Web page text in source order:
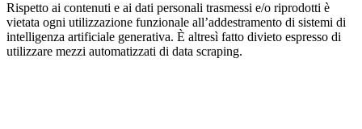
Rispetto ai contenuti e ai dati personali trasmessi e/o riprodotti è
vietata ogni utilizzazione funzionale all’addestramento di sistemi di
intelligenza artificiale generativa. È altresì fatto divieto espresso di
utilizzare mezzi automatizzati di data scraping.